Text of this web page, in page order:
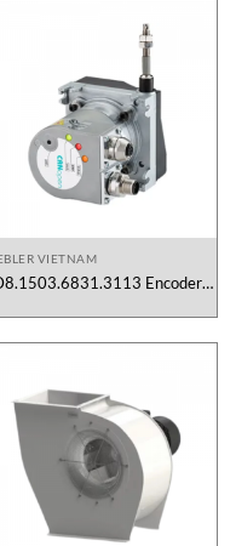
VIETNAM
Encoder